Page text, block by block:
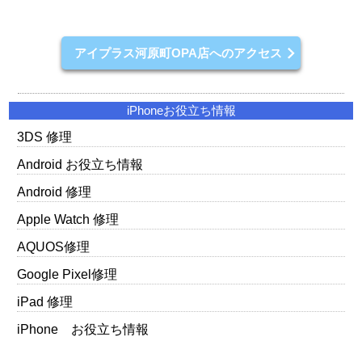
アイプラス河原町OPA店へのアクセス
iPhoneお役立ち情報
3DS 修理
Android お役立ち情報
Android 修理
Apple Watch 修理
AQUOS修理
Google Pixel修理
iPad 修理
iPhone お役立ち情報